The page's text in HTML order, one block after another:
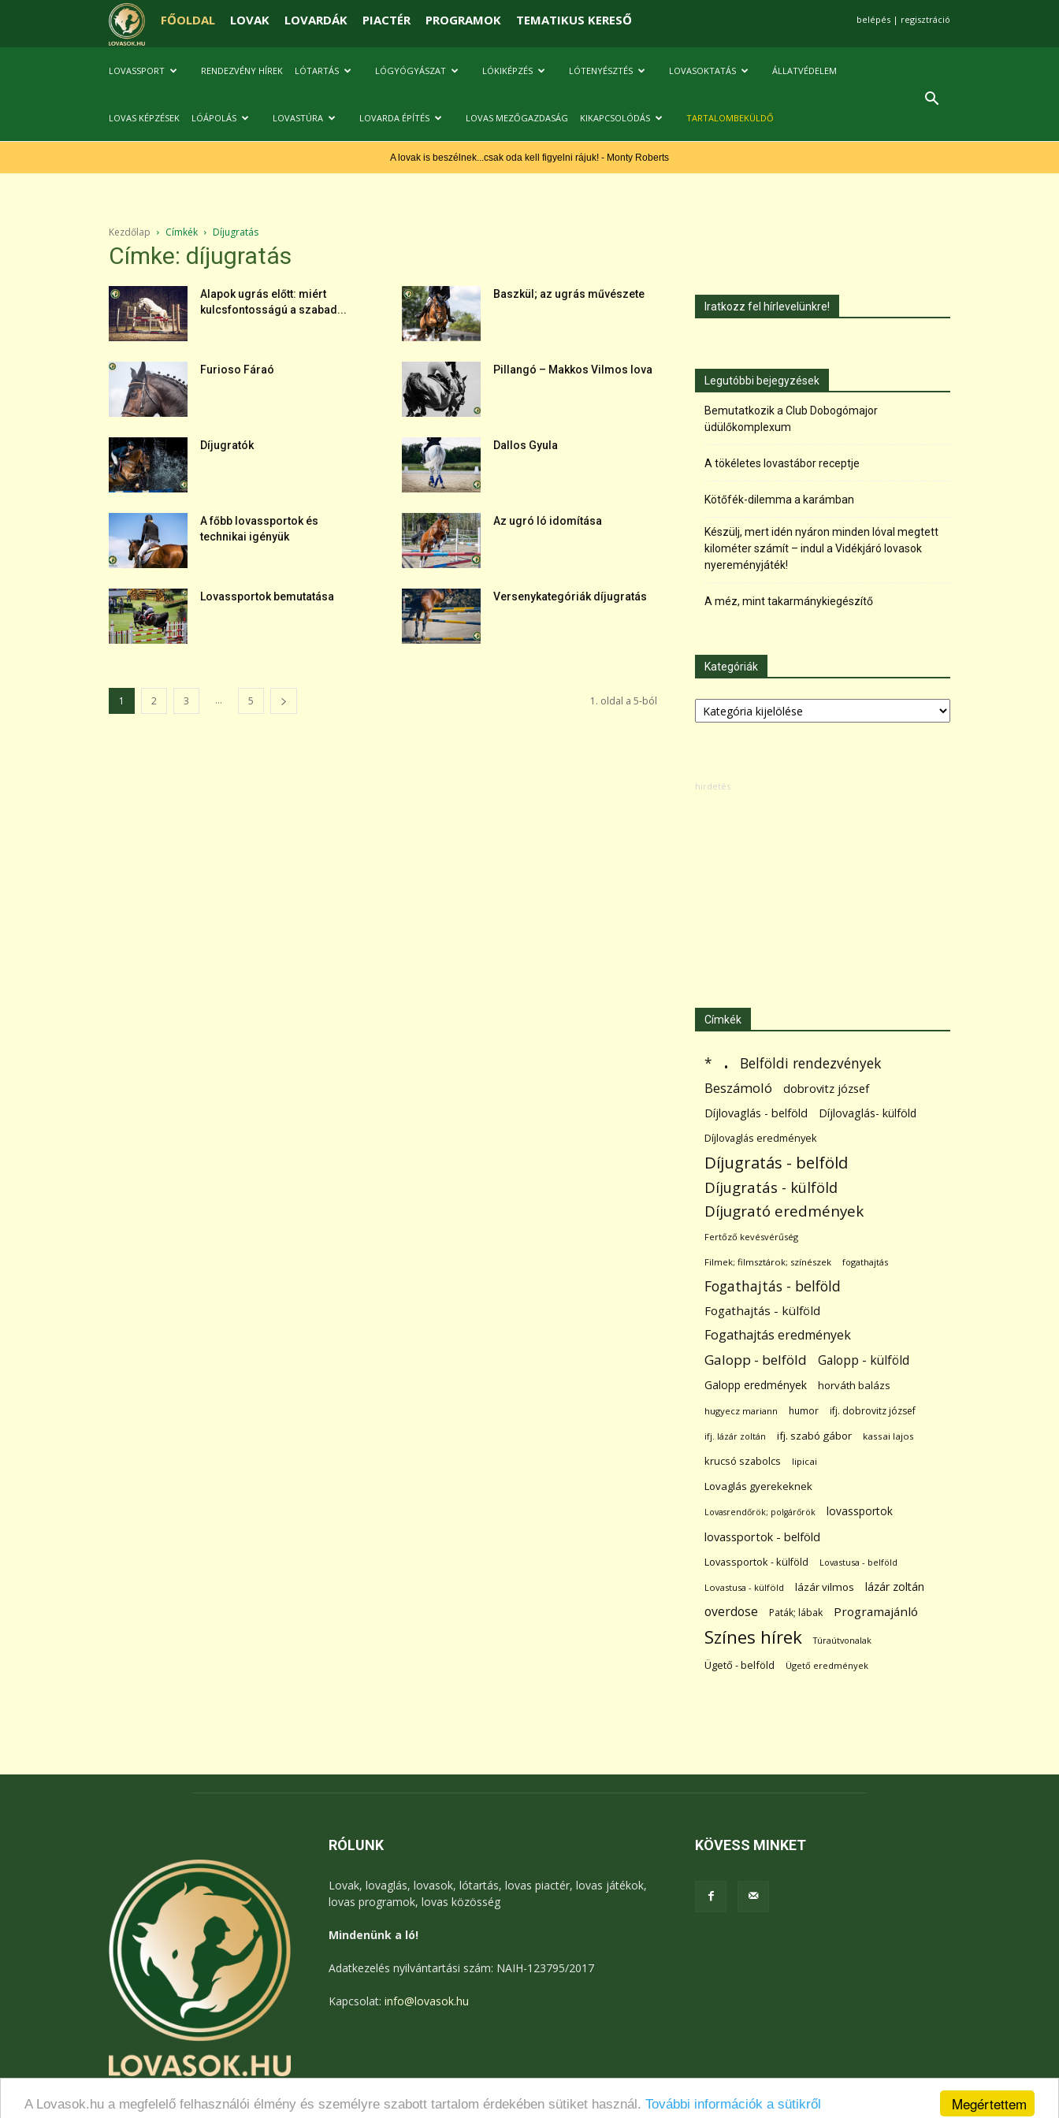
Megértettem
A Lovasok.hu a megfelelő felhasználói élmény és személyre szabott tartalom érdekében sütiket használ. További információk a sütikről
FŐOLDAL LOVAK LOVARDÁK PIACTÉR PROGRAMOK TEMATIKUS KERESŐ belépés | regisztráció
LOVASSPORT RENDEZVÉNY HÍREK LÓTARTÁS LÓGYÓGYÁSZAT LÓKIKÉPZÉS LÓTENYÉSZTÉS LOVASOKTATÁS ÁLLATVÉDELEM
LOVAS KÉPZÉSEK LÓÁPOLÁS LOVASTÚRA LOVARDA ÉPÍTÉS LOVAS MEZŐGAZDASÁG KIKAPCSOLÓDÁS TARTALOMBEKÜLDŐ
A lovak is beszélnek...csak oda kell figyelni rájuk! - Monty Roberts
Kezdőlap Címkék Díjugratás
Címke: díjugratás
Alapok ugrás előtt: miért
kulcsfontosságú a szabad...
Baszkül; az ugrás művészete
Furioso Fáraó Pillangó – Makkos Vilmos lova
Díjugratók Dallos Gyula
A főbb lovassportok és
technikai igényük
Az ugró ló idomítása
Lovassportok bemutatása Versenykategóriák díjugratás
1 2 3 ... 5 1. oldal a 5-ból
Iratkozz fel hírlevelünkre!
Legutóbbi bejegyzések
Bemutatkozik a Club Dobogómajor
üdülőkomplexum
A tökéletes lovastábor receptje
Kötőfék-dilemma a karámban
Készülj, mert idén nyáron minden lóval megtett
kilométer számít – indul a Vidékjáró lovasok
nyereményjáték!
A méz, mint takarmánykiegészítő
Kategóriák
Kategóriák
Címkék
* . Belföldi rendezvények
Beszámoló dobrovitz józsef
Díjlovaglás - belföld Díjlovaglás- külföld
Díjlovaglás eredmények
Díjugratás - belföld
Díjugratás - külföld
Díjugrató eredmények
Fertőző kevésvérűség
Filmek; filmsztárok; színészek fogathajtás
Fogathajtás - belföld
Fogathajtás - külföld
Fogathajtás eredmények
Galopp - belföld Galopp - külföld
Galopp eredmények horváth balázs
hugyecz mariann humor ifj. dobrovitz józsef
ifj. lázár zoltán ifj. szabó gábor kassai lajos
krucsó szabolcs lipicai
Lovaglás gyerekeknek
Lovasrendőrök; polgárőrök
lovassportok
lovassportok - belföld
Lovassportok - külföld Lovastusa - belföld
Lovastusa - külföld lázár vilmos lázár zoltán
overdose Paták; lábak Programajánló
Színes hírek Túraútvonalak
Ügető - belföld Ügető eredmények
RÓLUNK
Lovak, lovaglás, lovasok, lótartás, lovas piactér, lovas játékok,
lovas programok, lovas közösség
Mindenünk a ló!
Adatkezelés nyilvántartási szám: NAIH-123795/2017
Kapcsolat: info@lovasok.hu
KÖVESS MINKET
Médiaajánlat Adatkezelési tájékoztató Jogi nyilatkozat Kapcsolat
© Lovasok.hu